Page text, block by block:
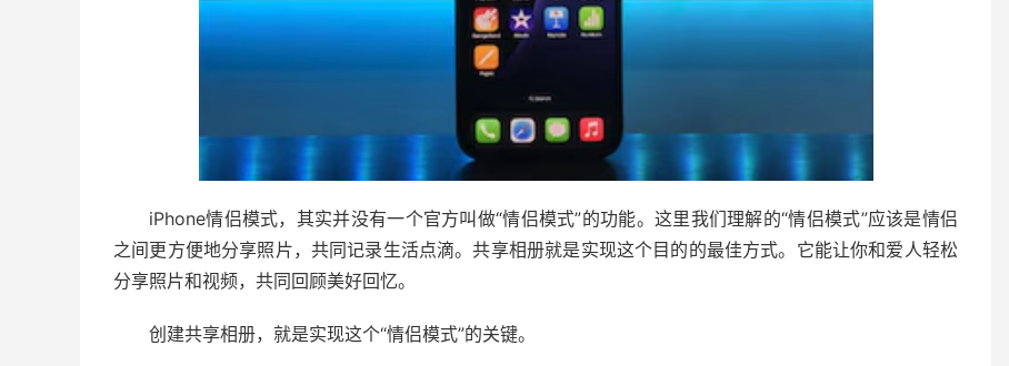
iPhone情侣模式，其实并没有一个官方叫做“情侣模式”的功能。这里我们理解的“情侣模式”应该是情侣
之间更方便地分享照片，共同记录生活点滴。共享相册就是实现这个目的的最佳方式。它能让你和爱人轻松
分享照片和视频，共同回顾美好回忆。
创建共享相册，就是实现这个“情侣模式”的关键。